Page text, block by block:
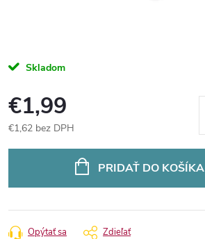
Skladom
€1,99
€1,62 bez DPH
PRIDAŤ DO KOŠÍKA
Opýtať sa Zdieľať